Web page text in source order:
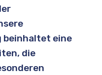
eine
die